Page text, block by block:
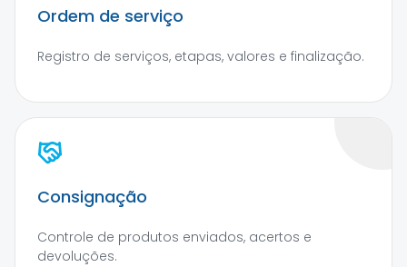
Ordem de serviço
Registro de serviços, etapas, valores e finalização.
Consignação
Controle de produtos enviados, acertos e
devoluções.